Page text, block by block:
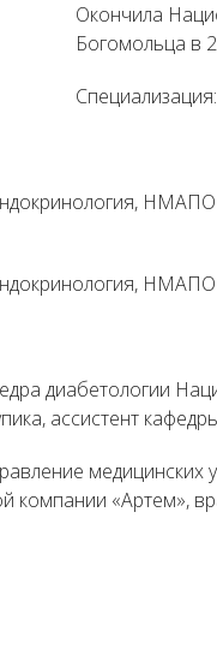
Окончила
Богомольца в
диабетологии
ассистент
медицинских
компании «Артем»,